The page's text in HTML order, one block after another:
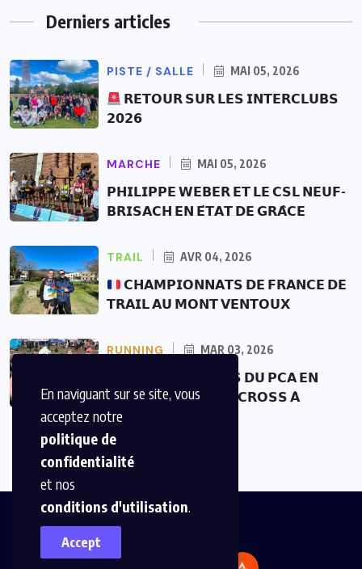
En naviguant sur se site, vous
acceptez notre
politique de
confidentialité
et nos
conditions d'utilisation.
Accept
Derniers articles
PISTE / SALLE MAI 05, 2026
𝗥𝗘𝗧𝗢𝗨𝗥 𝗦𝗨𝗥 𝗟𝗘𝗦 𝗜𝗡𝗧𝗘𝗥𝗖𝗟𝗨𝗕𝗦
𝟮𝟬𝟮𝟲
MARCHE MAI 05, 2026
𝗣𝗛𝗜𝗟𝗜𝗣𝗣𝗘 𝗪𝗘𝗕𝗘𝗥 𝗘𝗧 𝗟𝗘 𝗖𝗦𝗟 𝗡𝗘𝗨𝗙-
𝗕𝗥𝗜𝗦𝗔𝗖𝗛 𝗘𝗡 𝗘́𝗧𝗔𝗧 𝗗𝗘 𝗚𝗥𝗔̂𝗖𝗘
TRAIL AVR 04, 2026
𝗖𝗛𝗔𝗠𝗣𝗜𝗢𝗡𝗡𝗔𝗧𝗦 𝗗𝗘 𝗙𝗥𝗔𝗡𝗖𝗘 𝗗𝗘
𝗧𝗥𝗔𝗜𝗟 𝗔𝗨 𝗠𝗢𝗡𝗧 𝗩𝗘𝗡𝗧𝗢𝗨𝗫
RUNNING MAR 03, 2026
𝗟𝗘𝗦 𝗖𝗥𝗢𝗦𝗦𝗘𝗨𝗥𝗦 𝗗𝗨 𝗣𝗖𝗔 𝗘𝗡
𝗧𝗘𝗥𝗥𝗘-𝗦𝗔𝗜𝗡𝗧𝗘 𝗗𝗨 𝗖𝗥𝗢𝗦𝗦 𝗔̀